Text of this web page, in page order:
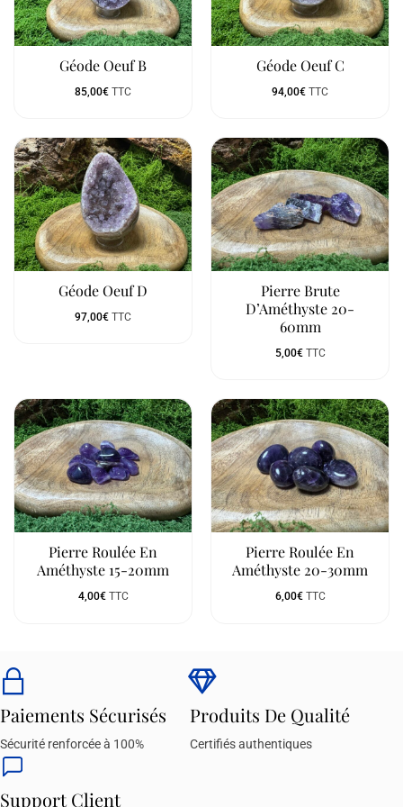
Géode Oeuf B
85,00€ TTC
Géode Oeuf C
94,00€ TTC
Géode Oeuf D
97,00€ TTC
Pierre Brute
D’Améthyste 20-
60mm
5,00€ TTC
Pierre Roulée En
Améthyste 15-20mm
4,00€ TTC
Pierre Roulée En
Améthyste 20-30mm
6,00€ TTC
Paiements Sécurisés
Sécurité renforcée à 100%
Produits De Qualité
Certifiés authentiques
Support Client